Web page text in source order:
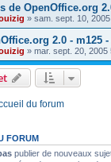
de OpenOffice.org
» sam. sept. 10,
2.0 - m125
» mar. sept. 20, 2005
du forum
FORUM
publier de nouveaux